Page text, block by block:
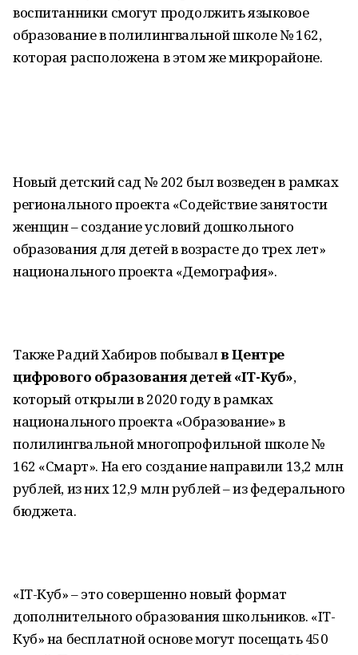
воспитанники смогут продолжить языковое
образование в полилингвальной школе № 162,
которая расположена в этом же микрорайоне.
Новый детский сад № 202 был возведен в рамках
регионального проекта «Содействие занятости
женщин – создание условий дошкольного
образования для детей в возрасте до трех лет»
национального проекта «Демография».
Также Радий Хабиров побывалв Центре
цифрового образования детей «IT-Куб»,
который открыли в 2020 году в рамках
национального проекта «Образование» в
полилингвальной многопрофильной школе №
162 «Смарт». На его создание направили 13,2 млн
рублей, из них 12,9 млн рублей – из федерального
бюджета.
«IT-Куб» – это совершенно новый формат
дополнительного образования школьников. «IT-
Куб» на бесплатной основе могут посещать 450